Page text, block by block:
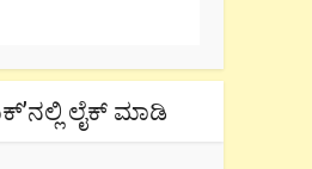
ಲೈಕ್ ಮಾಡಿ